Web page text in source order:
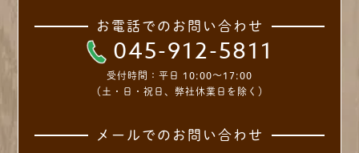
お電話でのお問い合わせ
045-912-5811
受付時間： 平日 10:00～17:00
（土・日・祝日、弊社休業日を除く）
メールでのお問い合わせ